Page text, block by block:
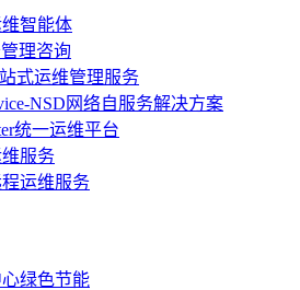
智能体
理咨询
式运维管理服务
NSD网络自服务解决方案
统一运维平台
服务
运维服务
绿色节能